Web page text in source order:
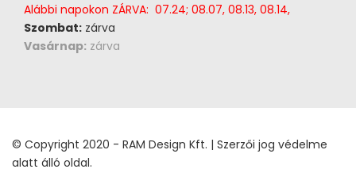
Alábbi napokon ZÁRVA: 07.24; 08.07, 08.13, 08.14,
Szombat: zárva
Vasárnap: zárva
© Copyright 2020 - RAM Design Kft. | Szerzői jog védelme
alatt álló oldal.